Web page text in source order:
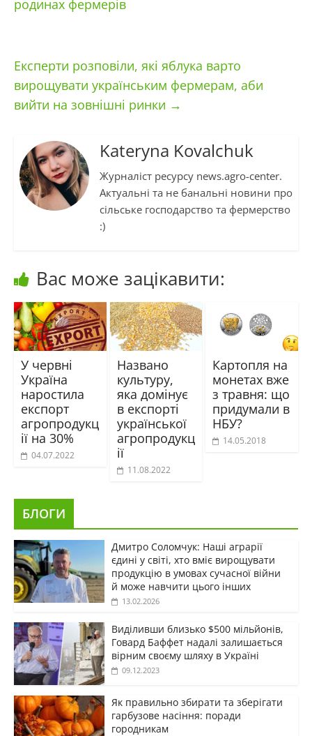
родинах фермерів
Експерти розповіли, які яблука варто
вирощувати українським фермерам, аби
вийти на зовнішні ринки →
Kateryna Kovalchuk
Журналіст ресурсу news.agro-center.
Актуальні та не банальні новини про
сільське господарство та фермерство
:)
Вас може зацікавити:
У червні
Україна
наростила
експорт
агропродукц
ії на 30%
04.07.2022
Названо
культуру,
яка домінує
в експорті
української
агропродукц
ії
11.08.2022
Картопля на
монетах вже
з травня: що
придумали в
НБУ?
14.05.2018
БЛОГИ
Дмитро Соломчук: Наші аграрії
єдині у світі, хто вміє вирощувати
продукцію в умовах сучасної війни
й може навчити цього інших
13.02.2026
Виділивши близько $500 мільйонів,
Говард Баффет надалі залишається
вірним своєму шляху в Україні
09.12.2023
Як правильно збирати та зберігати
гарбузове насіння: поради
городникам